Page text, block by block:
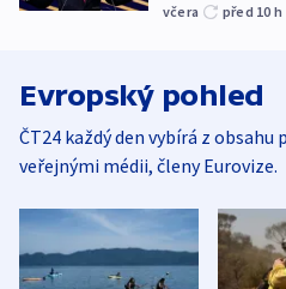
včera před 10 h
Evropský pohled
ČT24 každý den vybírá z
veřejnými médii, členy Eurovize.